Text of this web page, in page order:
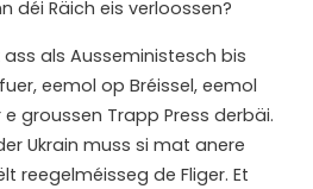
déi Räich eis verloossen?
ass als Ausseministesch bis
eemol op Bréissel, eemol
groussen Trapp Press derbäi.
Ukrain muss si mat anere
reegelméisseg de Fliger. Et